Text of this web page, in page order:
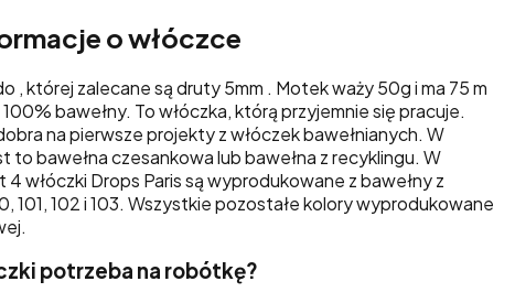
o włóczce
, której zalecane są druty 5mm . Motek waży 50g i ma 75 m
100% bawełny. To włóczka, którą przyjemnie się pracuje.
na pierwsze projekty z włóczek bawełnianych. W
to bawełna czesankowa lub bawełna z recyklingu. W
włóczki Drops Paris są wyprodukowane z bawełny z
101, 102 i 103. Wszystkie pozostałe kolory wyprodukowane
potrzeba na robótkę?